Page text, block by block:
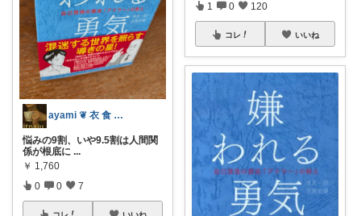
ayami ❦ 衣 食 住 に 幸福 を
悩みの9割、いや9.5割は人間関
係が根底に ...
￥ 1,760
0 0 7
1 0 120
コレ いいね